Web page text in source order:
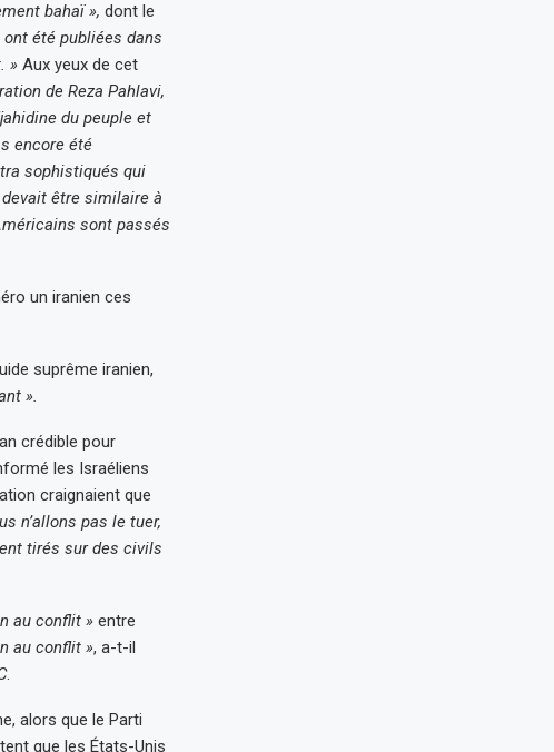
bahaï », dont le
été publiées dans
» Aux yeux de cet
de Reza Pahlavi,
du peuple et
encore été
sophistiqués qui
être similaire à
sont passés
un iranien ces
suprême iranien,
».
crédible pour
les Israéliens
craignaient que
n’allons pas le tuer,
tirés sur des civils
au conflit » entre
au conflit », a-t-il
.
alors que le Parti
que les États-Unis